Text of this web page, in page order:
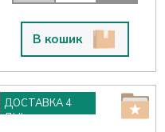
В кошик
ДОСТАВКА 4
ДНІ